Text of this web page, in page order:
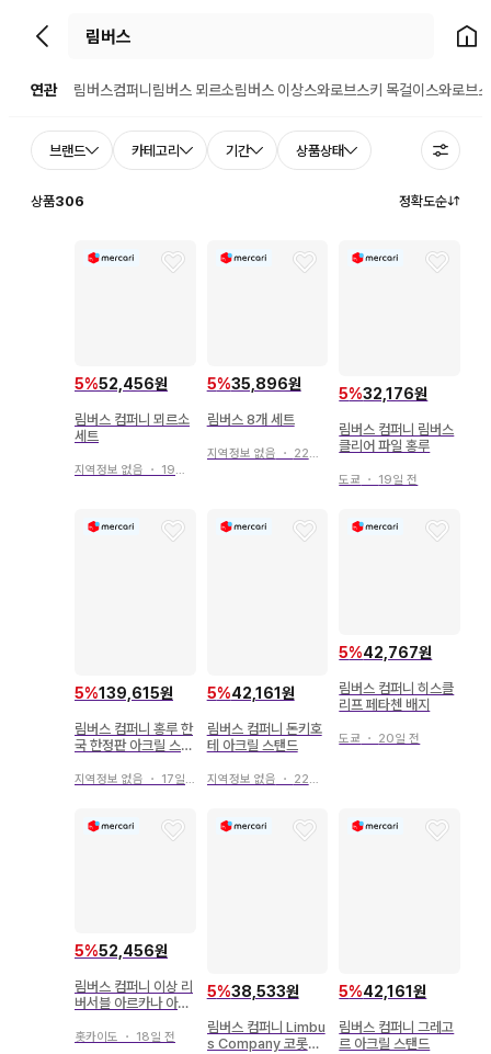
뒤로가기 홈으
연관 림버스컴퍼니 림버스 뫼르소림버스 이상스와로브스키 목걸이 스와로브
브랜드 카테고리 기간 상품상태
상품306 정확도순
5%52,456원
림버스 컴퍼니 뫼르소
세트
지역정보 없음 ・ 19일 전
5%35,896원
림버스 8개 세트
지역정보 없음 ・ 22일 전
5%32,176원
림버스 컴퍼니 림버스
클리어 파일 홍루
도쿄 ・ 19일 전
5%139,615원
림버스 컴퍼니 홍루 한
국 한정판 아크릴 스탠
지역정보 없음 ・ 17일 전
5%42,161원
림버스 컴퍼니 돈키호
테 아크릴 스탠드
지역정보 없음 ・ 22일 전
5%42,767원
림버스 컴퍼니 히스클
리프 페타첸 배지
도쿄 ・ 20일 전
5%52,456원
림버스 컴퍼니 이상 리
버서블 아르카나 아크
홋카이도 ・ 18일 전
5%38,533원
림버스 컴퍼니 Limbu
s Company 코롯토
5%42,161원
림버스 컴퍼니 그레고
르 아크릴 스탠드